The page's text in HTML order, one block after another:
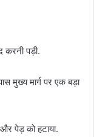
करनी पड़ी.
मुख्य मार्ग पर एक बड़ा
पेड़ को हटाया.